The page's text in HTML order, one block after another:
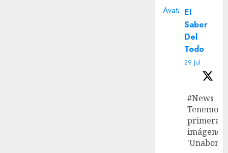
Avatar El
Saber
Del
Todo
29 Jul
#News
Tenemos
primeras
imágenes